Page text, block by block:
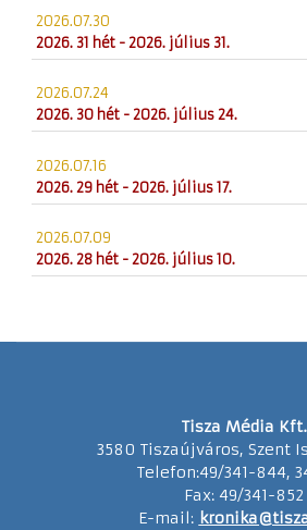
2026.07.30
2026. 31 hét - 2026. július 31.
2026.07.24
2026. 30 hét - 2026. július 24.
2026.07.16
2026. 29 hét - 2026. július 17.
2026.07.09
2026. 28 hét - 2026. július 10.
Tisza Média Kft.
3580 Tiszaújváros, Szent
Telefon:49/341-844,
Fax: 49/341-852
E-mail: